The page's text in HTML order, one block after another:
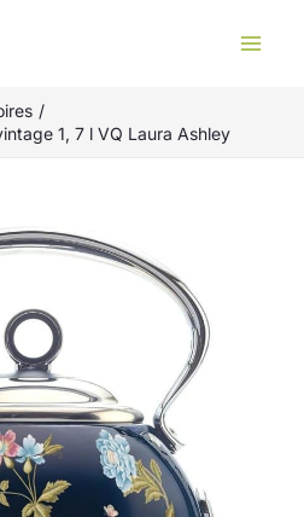
1, 7 l VQ Laura Ashley